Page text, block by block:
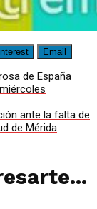
Email
de España
ante la falta de
de Mérida